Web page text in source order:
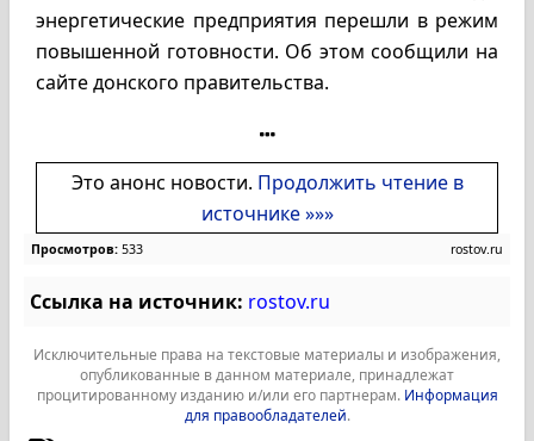
энергетические предприятия перешли в режим
повышенной готовности. Об этом сообщили на
сайте донского правительства.
Это анонс новости. Продолжить чтение в
источнике »»»
Просмотров: 533 rostov.ru
Ссылка на источник: rostov.ru
Исключительные права на текстовые материалы и изображения,
опубликованные в данном материале, принадлежат
процитированному изданию и/или его партнерам. Информация
для правообладателей.